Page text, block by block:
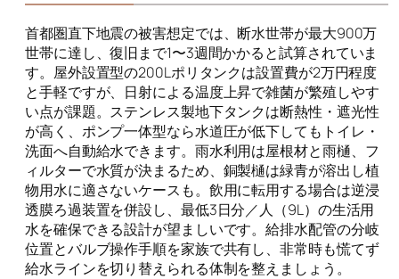
首都圏直下地震の被害想定では、断水世帯が最大900万
世帯に達し、復旧まで1〜3週間かかると試算されていま
す。屋外設置型の200Lポリタンクは設置費が2万円程度
と手軽ですが、日射による温度上昇で雑菌が繁殖しやす
い点が課題。ステンレス製地下タンクは断熱性・遮光性
が高く、ポンプ一体型なら水道圧が低下してもトイレ・
洗面へ自動給水できます。雨水利用は屋根材と雨樋、フ
ィルターで水質が決まるため、銅製樋は緑青が溶出し植
物用水に適さないケースも。飲用に転用する場合は逆浸
透膜ろ過装置を併設し、最低3日分／人（9L）の生活用
水を確保できる設計が望ましいです。給排水配管の分岐
位置とバルブ操作手順を家族で共有し、非常時も慌てず
給水ラインを切り替えられる体制を整えましょう。